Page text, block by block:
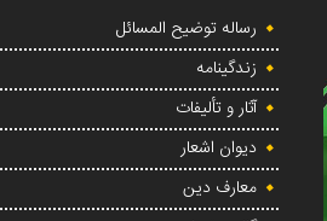
رساله توضیح المسائل
زندگینامه
آثار و تألیفات
دیوان اشعار
معارف دین